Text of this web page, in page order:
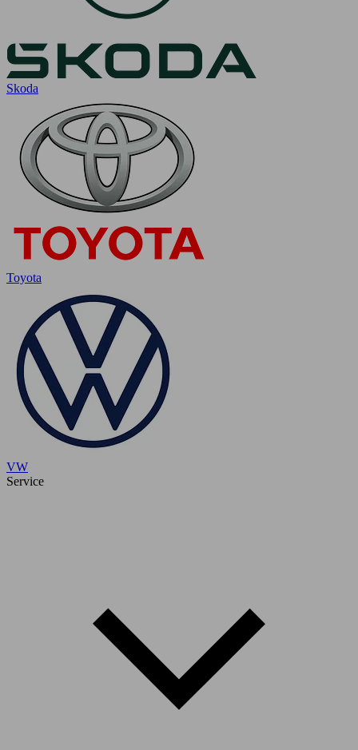
Skoda
Toyota
VW
Service